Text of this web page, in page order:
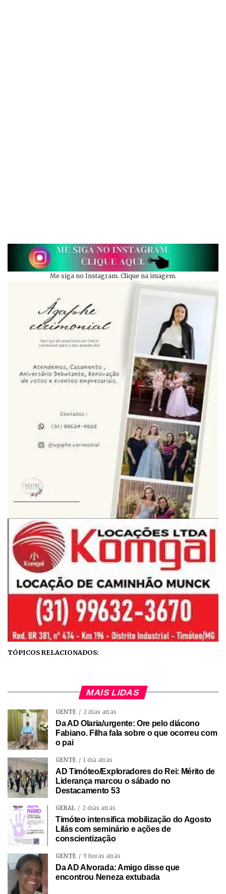
Me siga no Instagram. Clique na imagem.
TÓPICOS RELACIONADOS:
MAIS LIDAS
GENTE 2 dias atrás
Da AD Olaria/urgente: Ore pelo diácono
Fabiano. Filha fala sobre o que ocorreu com
o pai
GENTE 1 dia atrás
AD Timóteo/Exploradores do Rei: Mérito de
Liderança marcou o sábado no
Destacamento 53
GERAL 2 dias atrás
Timóteo intensifica mobilização do Agosto
Lilás com seminário e ações de
conscientização
GENTE 9 horas atrás
Da AD Alvorada: Amigo disse que
encontrou Neneza extubada